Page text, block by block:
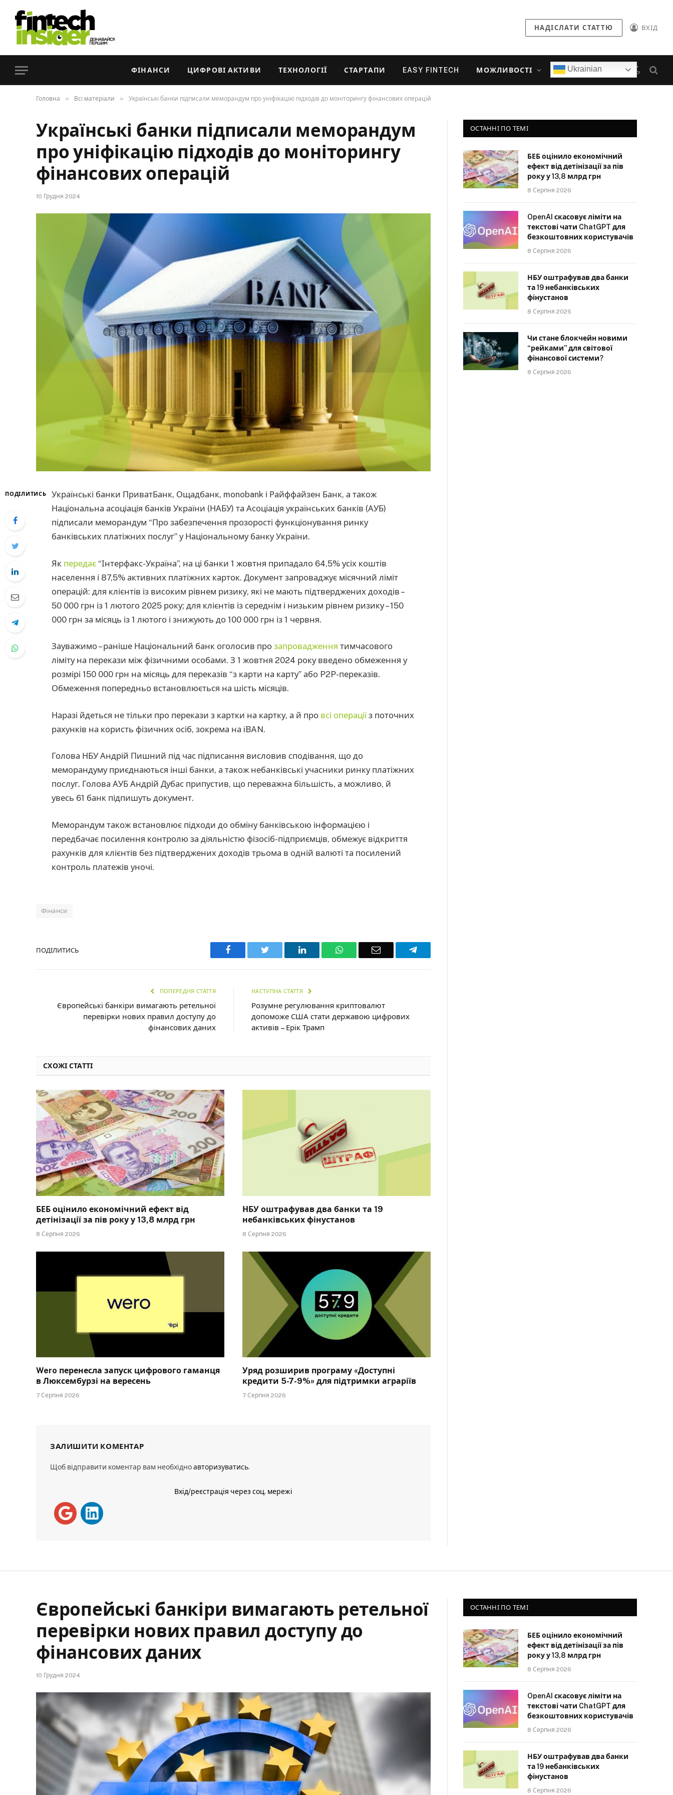
НАДІСЛАТИ СТАТТЮ ВХІД
ФІНАНСИ ЦИФРОВІ АКТИВИ ТЕХНОЛОГІЇ СТАРТАПИ EASY FINTECH МОЖЛИВОСТІ Ukrainian
Головна » Всі матеріали » Українські банки підписали меморандум про уніфікацію підходів до моніторингу фінансових операцій
Українські банки підписали меморандум
про уніфікацію підходів до моніторингу
фінансових операцій
10 Грудня 2024
ПОДІЛИТИСЬ
Українські банки ПриватБанк, Ощадбанк, monobank і Райффайзен Банк, а також
Національна асоціація банків України (НАБУ) та Асоціація українських банків (АУБ)
підписали меморандум “Про забезпечення прозорості функціонування ринку
банківських платіжних послуг” у Національному банку України.
Як передає “Інтерфакс-Україна”, на ці банки 1 жовтня припадало 64,5% усіх коштів
населення і 87,5% активних платіжних карток. Документ запроваджує місячний ліміт
операцій: для клієнтів із високим рівнем ризику, які не мають підтверджених доходів –
50 000 грн із 1 лютого 2025 року; для клієнтів із середнім і низьким рівнем ризику – 150
000 грн за місяць із 1 лютого і знижують до 100 000 грн із 1 червня.
Зауважимо – раніше Національний банк оголосив про запровадження тимчасового
ліміту на перекази між фізичними особами. З 1 жовтня 2024 року введено обмеження у
розмірі 150 000 грн на місяць для переказів “з карти на карту” або P2P-переказів.
Обмеження попередньо встановлюється на шість місяців.
Наразі йдеться не тільки про перекази з картки на картку, а й про всі операціїз поточних
рахунків на користь фізичних осіб, зокрема на iBAN.
Голова НБУ Андрій Пишний під час підписання висловив сподівання, що до
меморандуму приєднаються інші банки, а також небанківські учасники ринку платіжних
послуг. Голова АУБ Андрій Дубас припустив, що переважна більшість, а можливо, й
увесь 61 банк підпишуть документ.
Меморандум також встановлює підходи до обміну банківською інформацією і
передбачає посилення контролю за діяльністю фізосіб-підприємців, обмежує відкриття
рахунків для клієнтів без підтверджених доходів трьома в одній валюті та посилений
контроль платежів уночі.
Фінанси
ПОДІЛИТИСЬ Facebook Twitter LinkedIn WhatsAppEmail Telegram
ПОПЕРЕДНЯ СТАТТЯ
Європейські банкіри вимагають ретельної
перевірки нових правил доступу до
фінансових даних
НАСТУПНА СТАТТЯ
Розумне регулювання криптовалют
допоможе США стати державою цифрових
активів – Ерік Трамп
СХОЖІ СТАТТІ
БЕБ оцінило економічний ефект від
детінізації за пів року у 13,8 млрд грн
8 Серпня 2026
НБУ оштрафував два банки та 19
небанківських фінустанов
8 Серпня 2026
Wero перенесла запуск цифрового гаманця
в Люксембурзі на вересень
7 Серпня 2026
Уряд розширив програму «Доступні
кредити 5-7-9%» для підтримки аграріїв
7 Серпня 2026
ЗАЛИШИТИ КОМЕНТАР
Щоб відправити коментар вам необхідноавторизуватись.
Вхід/реєстрація через соц. мережі
ОСТАННІ ПО ТЕМІ
БЕБ оцінило економічний
ефект від детінізації за пів
року у 13,8 млрд грн
8 Серпня 2026
OpenAI скасовує ліміти на
текстові чати ChatGPT для
безкоштовних користувачів
8 Серпня 2026
НБУ оштрафував два банки
та 19 небанківських
фінустанов
8 Серпня 2026
Чи стане блокчейн новими
“рейками” для світової
фінансової системи?
8 Серпня 2026
Європейські банкіри вимагають ретельної
перевірки нових правил доступу до
фінансових даних
10 Грудня 2024
ОСТАННІ ПО ТЕМІ
БЕБ оцінило економічний
ефект від детінізації за пів
року у 13,8 млрд грн
8 Серпня 2026
OpenAI скасовує ліміти на
текстові чати ChatGPT для
безкоштовних користувачів
8 Серпня 2026
НБУ оштрафував два банки
та 19 небанківських
фінустанов
8 Серпня 2026